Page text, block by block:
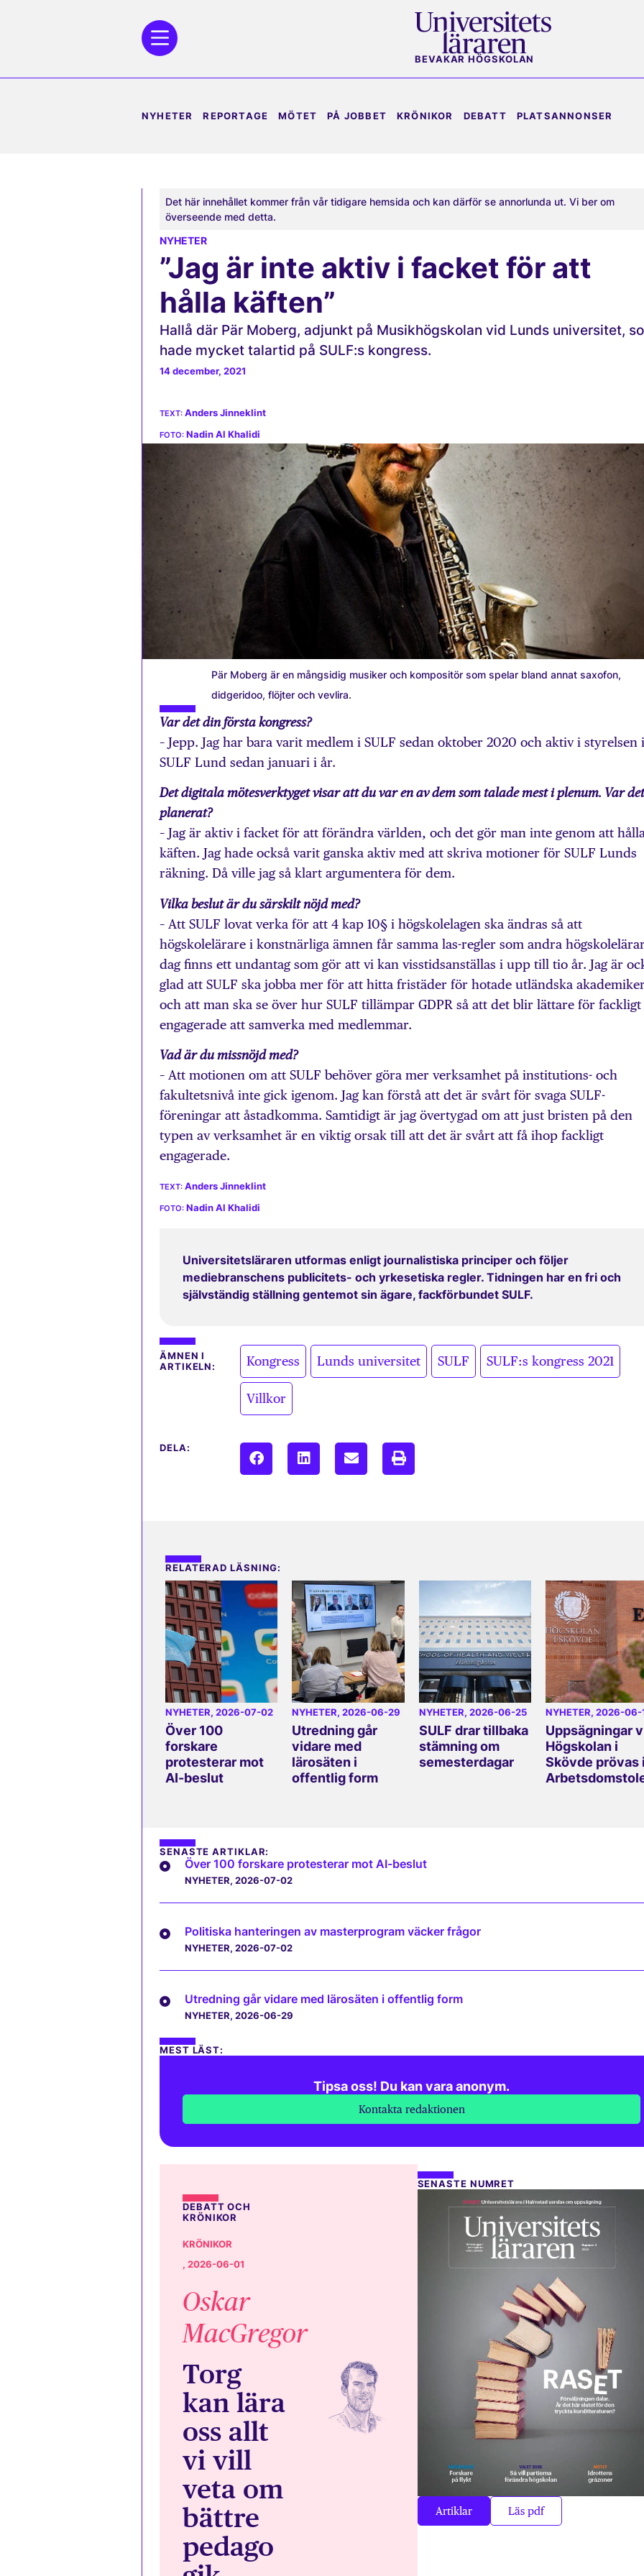
BEVAKAR HÖGSKOLAN
NYHETER REPORTAGE MÖTET PÅ JOBBET KRÖNIKOR DEBATT PLATSANNONSER
Det här innehållet kommer från vår tidigare hemsida och kan därför se annorlunda ut. Vi ber om
överseende med detta.
NYHETER
”Jag är inte aktiv i facket för att
hålla käften”
Hallå där Pär Moberg, adjunkt på Musikhögskolan vid Lunds universitet,
hade mycket talartid på SULF:s kongress.
14 december, 2021
Anders Jinneklint
Nadin Al Khalidi
Pär Moberg är en mångsidig musiker och kompositör som spelar bland annat saxofon,
didgeridoo, flöjter och vevlira.
Var det din första kongress?
– Jepp. Jag har bara varit medlem i SULF sedan oktober 2020 och aktiv i styrelsen i
SULF Lund sedan januari i år.
Det digitala mötesverktyget visar att du var en av dem som talade mest i plenum. Var det
planerat?
– Jag är aktiv i facket för att förändra världen, och det gör man inte genom att
käften. Jag hade också varit ganska aktiv med att skriva motioner för SULF Lunds
räkning. Då ville jag så klart argumentera för dem.
Vilka beslut är du särskilt nöjd med?
– Att SULF lovat verka för att 4 kap 10§ i högskolelagen ska ändras så att
högskolelärare i konstnärliga ämnen får samma las-regler som andra
dag finns ett undantag som gör att vi kan visstidsanställas i upp till tio år. Jag är
glad att SULF ska jobba mer för att hitta fristäder för hotade utländska
och att man ska se över hur SULF tillämpar GDPR så att det blir lättare för fackligt
engagerade att samverka med medlemmar.
Vad är du missnöjd med?
– Att motionen om att SULF behöver göra mer verksamhet på institutions- och
fakultetsnivå inte gick igenom. Jag kan förstå att det är svårt för svaga SULF-
föreningar att åstadkomma. Samtidigt är jag övertygad om att just bristen på den
typen av verksamhet är en viktig orsak till att det är svårt att få ihop fackligt
engagerade.
Anders Jinneklint
Nadin Al Khalidi
Universitetsläraren utformas enligt journalistiska principer och följer
mediebranschens publicitets- och yrkesetiska regler. Tidningen har en fri och
självständig ställning gentemot sin ägare, fackförbundet SULF.
ÄMNEN I
ARTIKELN:
Kongress Lunds universitet SULF SULF:s kongress 2021
Villkor
DELA:
RELATERAD LÄSNING:
NYHETER, 2026-07-02
Över 100
forskare
protesterar mot
AI-beslut
NYHETER, 2026-06-29
Utredning går
vidare med
lärosäten i
offentlig form
NYHETER, 2026-06-25
SULF drar tillbaka
stämning om
semesterdagar
NYHETER, 2026-06-
Uppsägningar
Högskolan i
Skövde prövas
SENASTE ARTIKLAR:
Över 100 forskare protesterar mot AI-beslut
NYHETER, 2026-07-02
Politiska hanteringen av masterprogram väcker frågor
NYHETER, 2026-07-02
Utredning går vidare med lärosäten i offentlig form
NYHETER, 2026-06-29
MEST LÄST:
Tipsa oss! Du kan vara anonym.
Kontakta redaktionen
DEBATT OCH
KRÖNIKOR
KRÖNIKOR
, 2026-06-01
Oskar
MacGregor
Torg
kan lära
oss allt
vi vill
veta om
bättre
pedago
SENASTE NUMRET
Artiklar Läs pdf